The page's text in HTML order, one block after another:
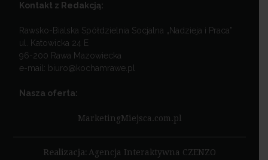
Kontakt z Redakcją:
Rawsko-Bialska Spółdzielnia Socjalna „Nadzieja i Praca”
ul. Katowicka 24 E
96-200 Rawa Mazowiecka
e-mail: biuro@kochamrawe.pl
Nasza oferta:
MarketingMiejsca.com.pl
Realizacja: Agencja Interaktywna CZENZO